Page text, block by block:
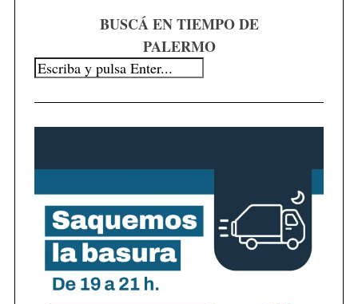
BUSCÁ EN TIEMPO DE
PALERMO